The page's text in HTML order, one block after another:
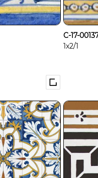
C-17-
1x2/1